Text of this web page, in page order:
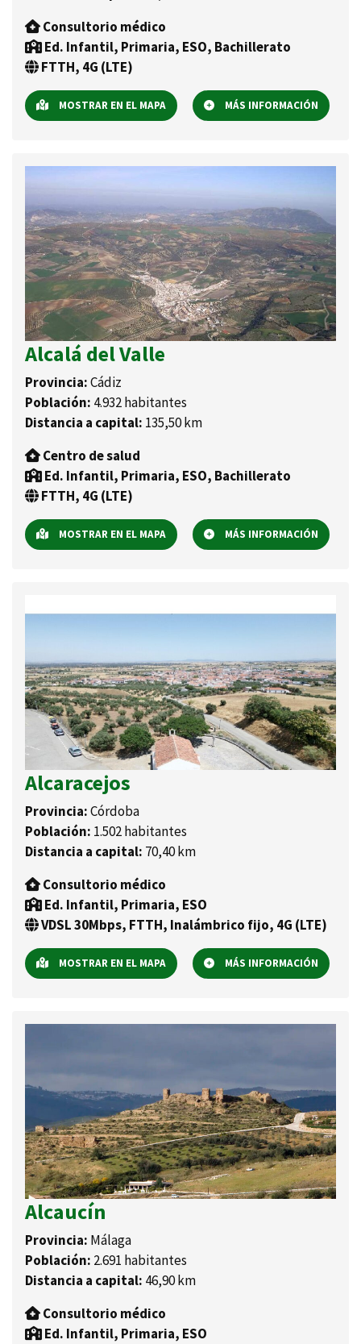
Consultorio médico
Ed. Infantil, Primaria, ESO, Bachillerato
FTTH, 4G (LTE)
MOSTRAR EN EL MAPA MÁS INFORMACIÓN
Alcalá del Valle
Provincia:Cádiz
Población: 4.932 habitantes
Distancia a capital: 135,50 km
Centro de salud
Ed. Infantil, Primaria, ESO, Bachillerato
FTTH, 4G (LTE)
MOSTRAR EN EL MAPA MÁS INFORMACIÓN
Alcaracejos
Provincia:Córdoba
Población: 1.502 habitantes
Distancia a capital: 70,40 km
Consultorio médico
Ed. Infantil, Primaria, ESO
VDSL 30Mbps, FTTH, Inalámbrico fijo, 4G (LTE)
MOSTRAR EN EL MAPA MÁS INFORMACIÓN
Alcaucín
Provincia: Málaga
Población: 2.691 habitantes
Distancia a capital: 46,90 km
Consultorio médico
Ed. Infantil, Primaria, ESO